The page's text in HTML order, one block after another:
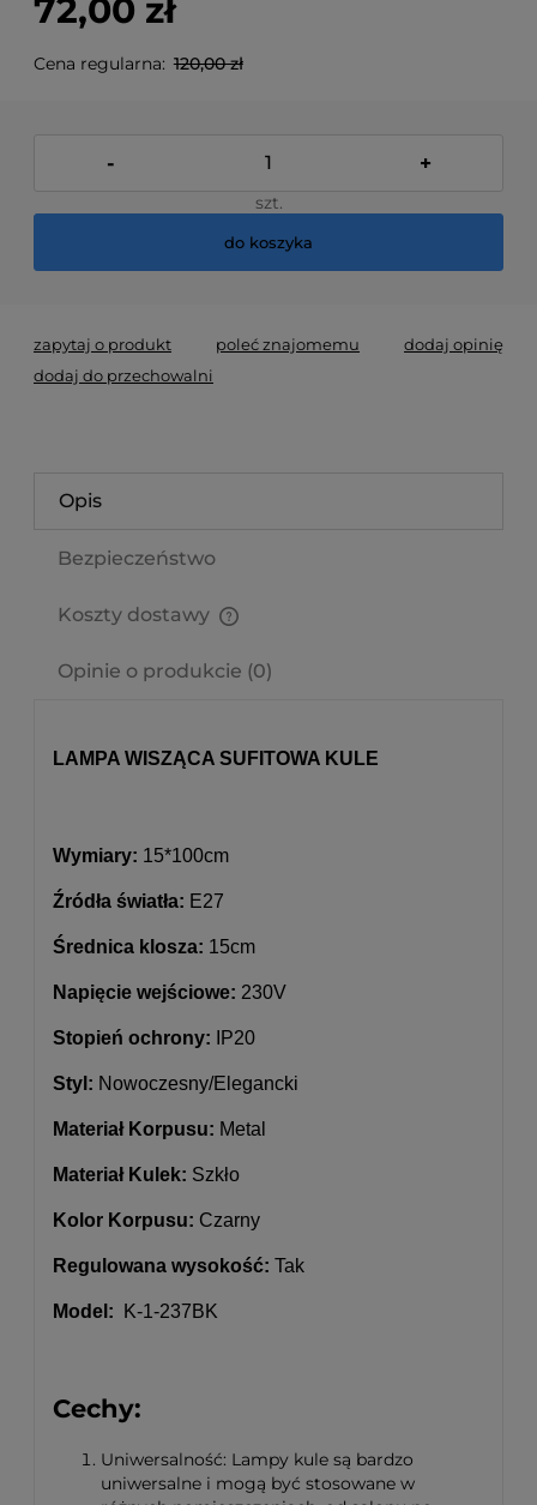
72,00 zł
Cena regularna: 120,00 zł
- +
szt.
do koszyka
zapytaj o produkt poleć znajomemu
dodaj opinię
dodaj do przechowalni
Opis
Bezpieczeństwo
Koszty dostawy
Opinie o produkcie (0)
LAMPA WISZĄCA SUFITOWA KULE
Wymiary: 15*100cm
Źródła światła: E27
Średnica klosza: 15cm
Napięcie wejściowe: 230V
Stopień ochrony: IP20
Styl: Nowoczesny/Elegancki
Materiał Korpusu: Metal
Materiał Kulek: Szkło
Kolor Korpusu: Czarny
Regulowana wysokość: Tak
Model: K-1-237BK
Cechy:
Uniwersalność: Lampy kule są bardzo
uniwersalne i mogą być stosowane w